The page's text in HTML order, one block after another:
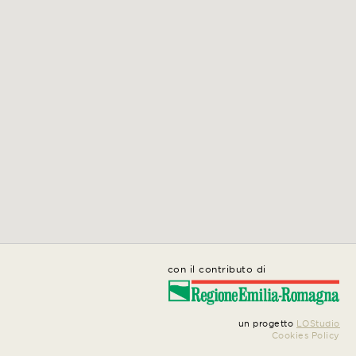
con il contributo di
un progetto LOStudio
Cookies Policy